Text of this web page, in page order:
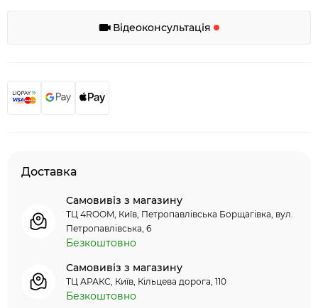
Відеоконсультація
Доставка
Самовивіз з магазину
ТЦ 4ROOM, Київ, Петропавлівська Борщагівка, вул.
Петропавлівська, 6
Безкоштовно
Самовивіз з магазину
ТЦ АРАКС, Київ, Кільцева дорога, 110
Безкоштовно